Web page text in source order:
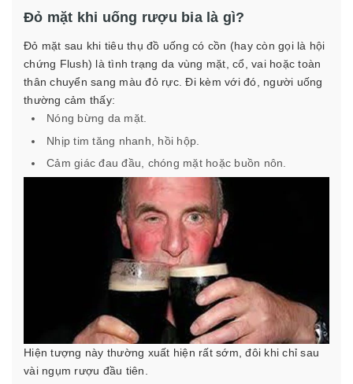
Đỏ mặt khi uống rượu bia là gì?
Đỏ mặt sau khi tiêu thụ đồ uống có cồn (hay còn gọi là hội
chứng Flush) là tình trạng da vùng mặt, cổ, vai hoặc toàn
thân chuyển sang màu đỏ rực. Đi kèm với đó, người uống
thường cảm thấy:
Nóng bừng da mặt.
Nhịp tim tăng nhanh, hồi hộp.
Cảm giác đau đầu, chóng mặt hoặc buồn nôn.
Hiện tượng này thường xuất hiện rất sớm, đôi khi chỉ sau
vài ngụm rượu đầu tiên.